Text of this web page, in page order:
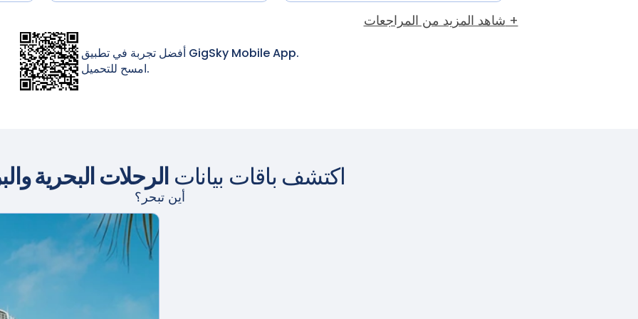
شاهد المزيد من المراجعات +
أفضل تجربة في تطبيق GigSky Mobile App.
امسح للتحميل.
اكتشف باقات بيانات الرحلات البحرية
أين تبحر؟